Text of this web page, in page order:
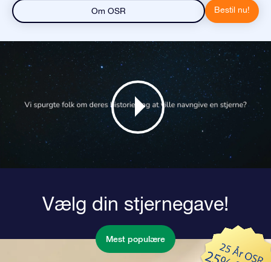
Om OSR Bestil nu!
Vælg din stjernegave!
Mest populære